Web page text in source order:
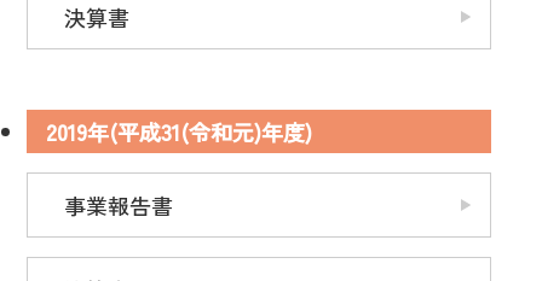
私たちの介護について
グループ施設紹介
広報誌
日南福祉会について
決算書
2019年(平成31(令和元)年度)
事業報告書